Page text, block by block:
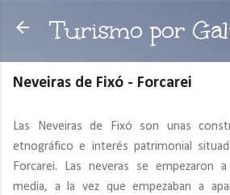
Ir al contenido
Turismo por
Neveiras de Fixó - Forcarei
Las Neveiras de Fixó son unas
etnográfico e interés patrimonial
Forcarei. Las neveras se empezaron
media, a la vez que empezaban a